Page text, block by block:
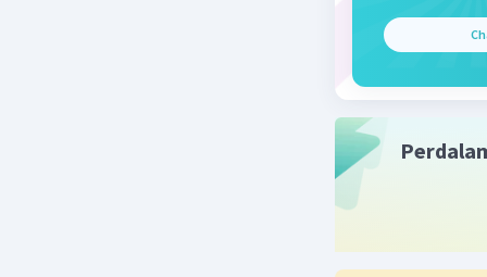
4.
-
Indonesia.
-